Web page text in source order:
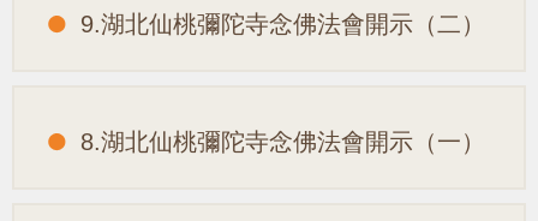
9.湖北仙桃彌陀寺念佛法會開示（二）
8.湖北仙桃彌陀寺念佛法會開示（一）